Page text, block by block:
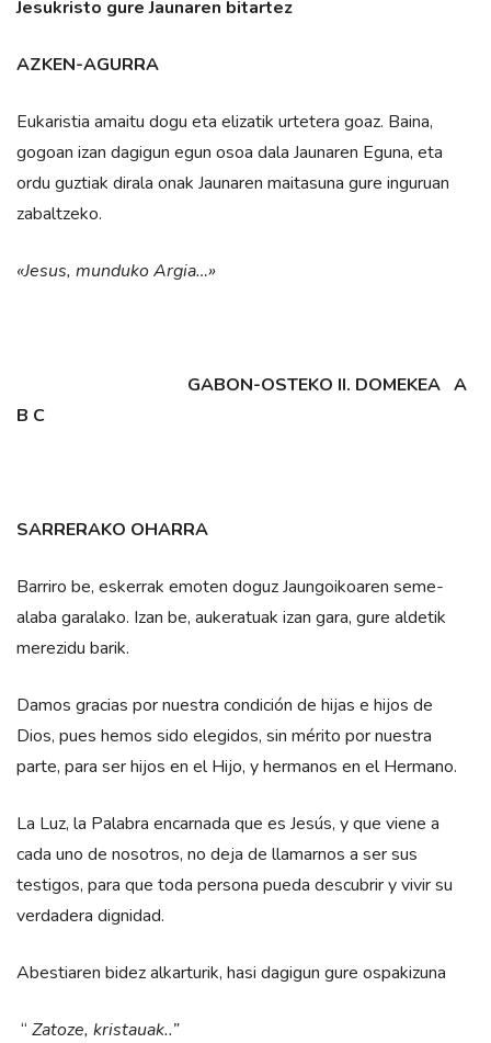
Jesukristo gure Jaunaren bitartez
AZKEN-AGURRA
Eukaristia amaitu dogu eta elizatik urtetera goaz. Baina,
gogoan izan dagigun egun osoa dala Jaunaren Eguna, eta
ordu guztiak dirala onak Jaunaren maitasuna gure inguruan
zabaltzeko.
«Jesus, munduko Argia…»
GABON-OSTEKO II. DOMEKEA A
B C
SARRERAKO OHARRA
Barriro be, eskerrak emoten doguz Jaungoikoaren seme-
alaba garalako. Izan be, aukeratuak izan gara, gure aldetik
merezidu barik.
Damos gracias por nuestra condición de hijas e hijos de
Dios, pues hemos sido elegidos, sin mérito por nuestra
parte, para ser hijos en el Hijo, y hermanos en el Hermano.
La Luz, la Palabra encarnada que es Jesús, y que viene a
cada uno de nosotros, no deja de llamarnos a ser sus
testigos, para que toda persona pueda descubrir y vivir su
verdadera dignidad.
Abestiaren bidez alkarturik, hasi dagigun gure ospakizuna
“ Zatoze, kristauak..”